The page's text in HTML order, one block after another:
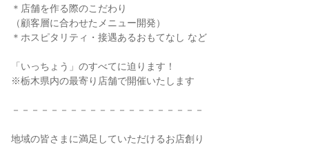
＊店舗を作る際のこだわり
（顧客層に合わせたメニュー開発）
＊ホスピタリティ・接遇あるおもてなし など
「いっちょう」のすべてに迫ります！
※栃木県内の最寄り店舗で開催いたします
－－－－－－－－－－－－－－－－－－－－
地域の皆さまに満足していただけるお店創り